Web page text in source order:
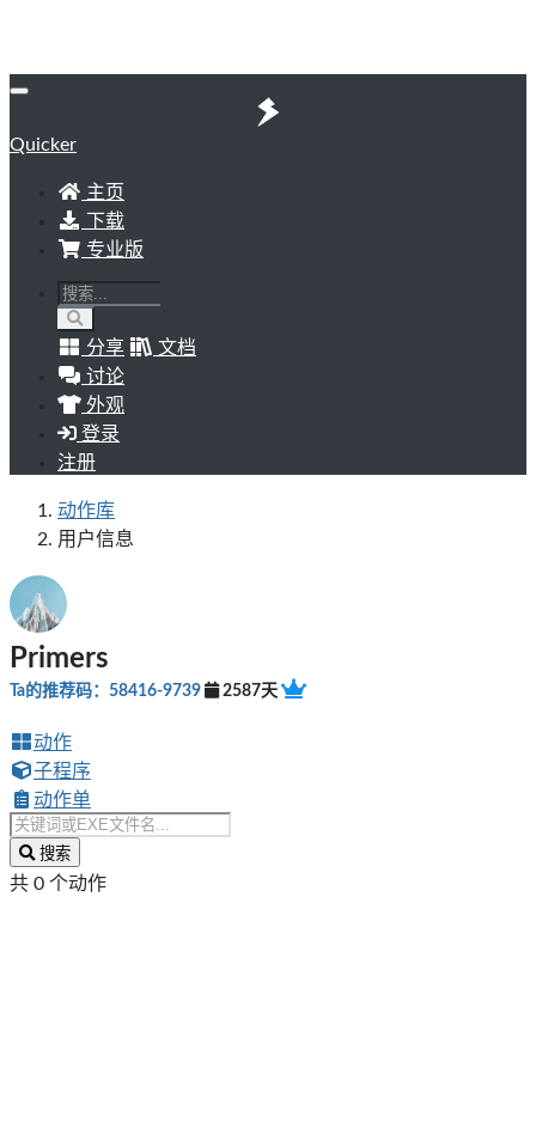
Quicker
主页
下载
专业版
分享
文档
讨论
外观
登录
注册
动作库
用户信息
Primers
Ta的推荐码：58416-9739 2587天
动作
子程序
动作单
搜索
共 0 个动作